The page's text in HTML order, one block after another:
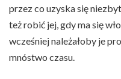
przez co uzyska się
też robić jej, gdy ma się
wcześniej należałoby je
mnóstwo czasu.